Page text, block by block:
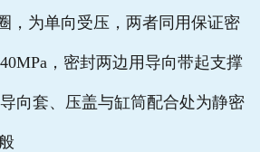
，为单向受压，两者同用保证密
，密封两边用导向带起支撑
向套、压盖与缸筒配合处为静密